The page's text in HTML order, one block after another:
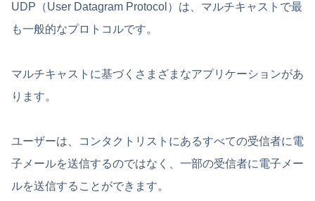
UDP（User Datagram Protocol）は、マルチキャストで最
も一般的なプロトコルです。
マルチキャストに基づくさまざまなアプリケーションがあ
ります。
ユーザーは、コンタクトリストにあるすべての受信者に電
子メールを送信するのではなく、一部の受信者に電子メー
ルを送信することができます。